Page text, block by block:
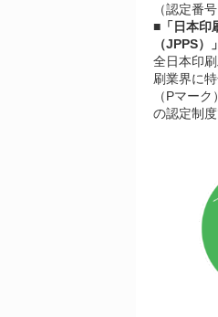
（認定番
■「日本印
（JPPS）
全日本印
刷業界に
（Pマー
の認定制度